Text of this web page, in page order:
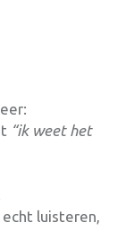
“ik weet het
luisteren,